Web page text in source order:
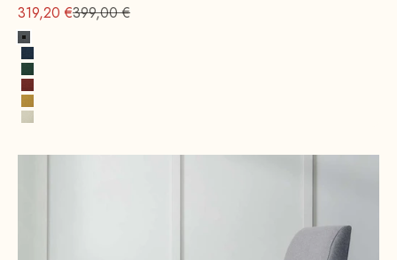
Aanbieding vanaf
319,20 €Normale
399,00 €
Rotsgrijs
Kobaltblauw
Opaalgroen
Terracotta
Zonnegeel
Alabaster